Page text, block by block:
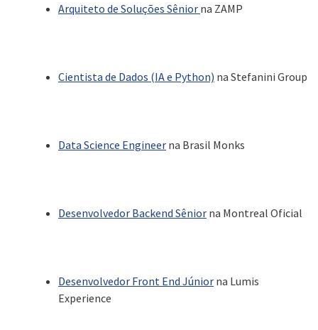
Arquiteto de Soluções Sênior na ZAMP
Cientista de Dados (IA e Python) na Stefanini Group
Data Science Engineer na Brasil Monks
Desenvolvedor Backend Sênior na Montreal Oficial
Desenvolvedor Front End Júnior na Lumis
Experience